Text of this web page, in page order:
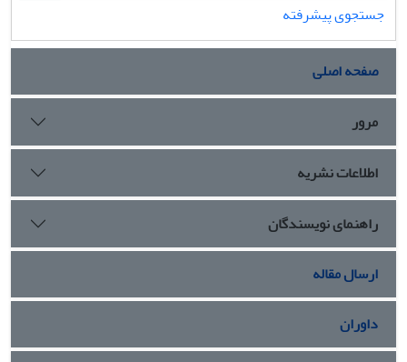
جستجوی پیشرفته
صفحه اصلی
مرور
اطلاعات نشریه
راهنمای نویسندگان
ارسال مقاله
داوران